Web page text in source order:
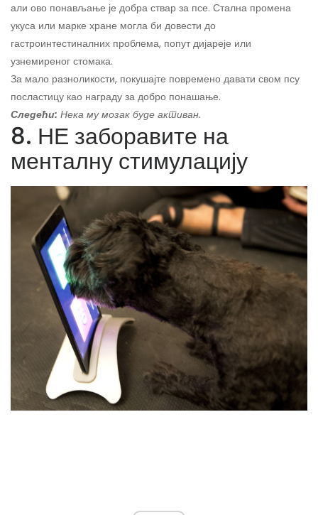
али ово понављање је добра ствар за псе. Стална промена
укуса или марке хране могла би довести до
гастроинтестиналних проблема, попут дијареје или
узнемиреног стомака.
За мало разноликости, покушајте повремено давати свом псу
посластицу као награду за добро понашање.
Следећи: Нека му мозак буде активан.
8. НЕ заборавите на
менталну стимулацију